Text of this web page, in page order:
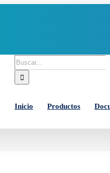
Buscar:
Inicio Productos